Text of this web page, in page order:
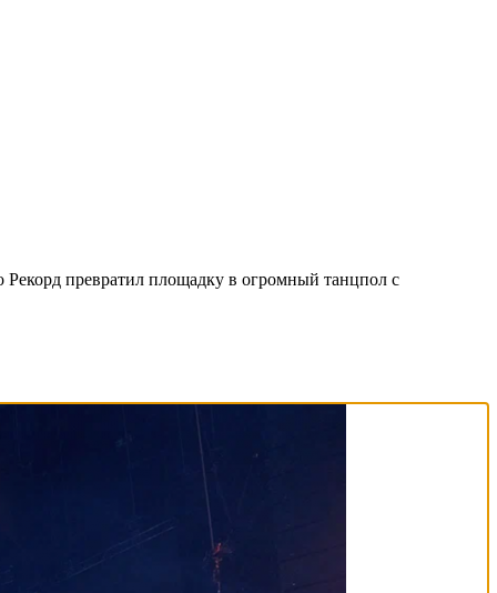
превратил площадку в огромный танцпол с